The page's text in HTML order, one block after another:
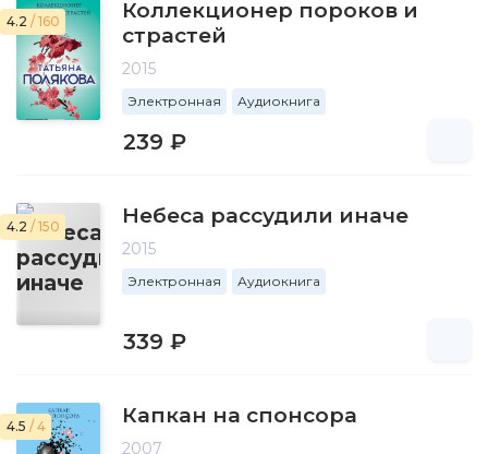
4.2 / 160
Коллекционер пороков и
страстей
2015
Электронная Аудиокнига
239 ₽
4.2 / 150 Небеса рассудили иначе
2015
Электронная Аудиокнига
339 ₽
4.5 / 4 Капкан на спонсора
2007